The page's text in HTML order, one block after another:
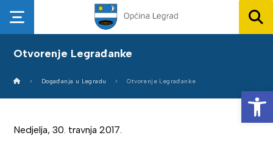
Otvorenje Legrađanke
Događanja u Legradu Otvorenje Legrađanke
Nedjelja, 30. travnja 2017.